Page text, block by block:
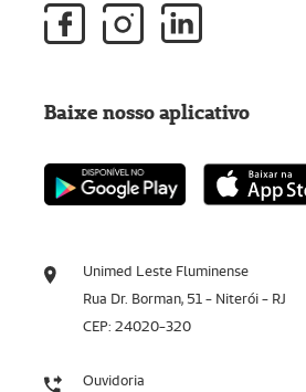
Unimed Leste Fluminense
Rua Dr. Borman, 51 - Niterói - RJ
CEP: 24020-320
Ouvidoria
Baixe nosso aplicativo